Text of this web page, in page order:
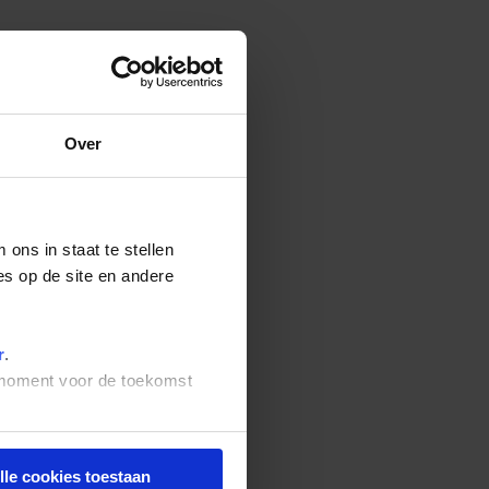
Over
ons in staat te stellen
op de site en andere
.
voor de toekomst
cookies toestaan